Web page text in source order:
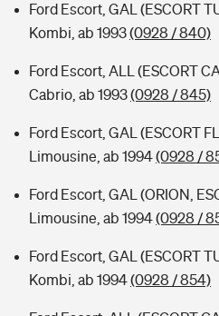
Ford Escort, GAL (ESCORT
Kombi, ab 1993(0928 / 840)
Ford Escort, ALL (ESCORT
Cabrio, ab 1993(0928 / 845)
Ford Escort, GAL (ESCORT
Limousine, ab 1994(0928 /
Ford Escort, GAL (ORION,
Limousine, ab 1994(0928 /
Ford Escort, GAL (ESCORT
Kombi, ab 1994(0928 / 854)